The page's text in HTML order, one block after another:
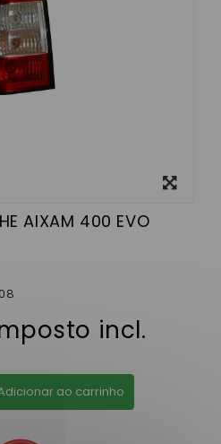
AIXAM 400 EVO
incl.
ao carrinho